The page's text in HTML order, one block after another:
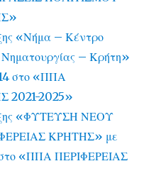
«Νήμα – Κέντρο
Νηματουργίας – Κρήτη»
στο «ΠΠΑ
2021-2025»
«ΦΥΤΕΥΣΗ ΝΕΟΥ
ΚΡΗΤΗΣ» με
«ΠΠΑ ΠΕΡΙΦΕΡΕΙΑΣ